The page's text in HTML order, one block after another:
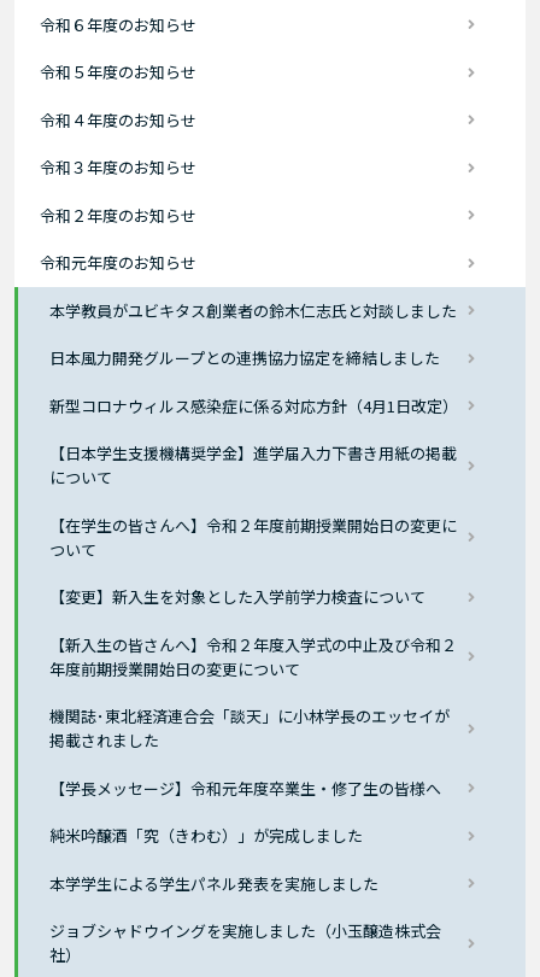
令和６年度のお知らせ
令和５年度のお知らせ
令和４年度のお知らせ
令和３年度のお知らせ
令和２年度のお知らせ
令和元年度のお知らせ
本学教員がユビキタス創業者の鈴木仁志氏と対談しました
日本風力開発グループとの連携協力協定を締結しました
新型コロナウィルス感染症に係る対応方針（4月1日改定）
【日本学生支援機構奨学金】進学届入力下書き用紙の掲載
について
【在学生の皆さんへ】令和２年度前期授業開始日の変更に
ついて
【変更】新入生を対象とした入学前学力検査について
【新入生の皆さんへ】令和２年度入学式の中止及び令和２
年度前期授業開始日の変更について
機関誌･東北経済連合会「談天」に小林学長のエッセイが
掲載されました
【学長メッセージ】令和元年度卒業生・修了生の皆様へ
純米吟醸酒「究（きわむ）」が完成しました
本学学生による学生パネル発表を実施しました
ジョブシャドウイングを実施しました（小玉醸造株式会
社）